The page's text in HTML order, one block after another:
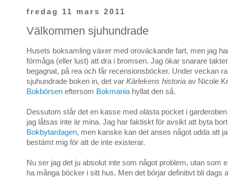
fredag 11 mars 2011
Välkommen sjuhundrade
Husets boksamling växer med oroväckande fart, men jag
förmåga (eller lust) att dra i bromsen. Jag ökar snarare
begagnat, på rea och får recensionsböcker. Under veckan
sjuhundrade boken in, det var Kärlekens historia av Nicole
Bokbörsen eftersom Bokmaniahyllat den så.
Dessutom står det en kasse med olästa pocket i
jag låtsas inte är mina. Jag har faktiskt för avsikt att byta
Bokbytardagen, men kanske kan det anses något udda att
bestämt mig för att de inte existerar.
Nu ser jag det ju absolut inte som något problem, utan som
ha många böcker i sitt hus. Men det börjar definitivt bli dags